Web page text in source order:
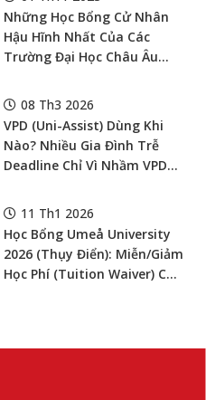
Những Học Bổng Cử Nhân
Hậu Hĩnh Nhất Của Các
Trường Đại Học Châu Âu
08 Th3 2026
VPD (uni-Assist) Dùng Khi
Nào? Nhiều Gia Đình Trễ
Deadline Chỉ Vì Nhầm VPD
Assist”11 Th1 2026
Học Bổng Umeå University
2026 (Thụy Điển): Miễn/giảm
Học Phí (tuition Waiver) Cho